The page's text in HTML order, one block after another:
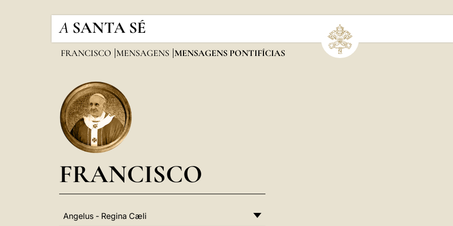
A SANTA SÉ
FRANCISCO MENSAGENS MENSAGENS PONTIFÍCIAS
FRANCISCO
Angelus - Regina Cæli